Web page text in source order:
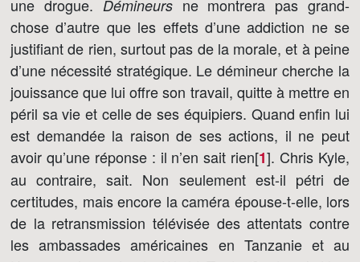
une drogue. Démineursne montrera pas grand-
chose d’autre que les effets d’une addiction ne se
justifiant de rien, surtout pas de la morale, et à peine
d’une nécessité stratégique. Le démineur cherche la
jouissance que lui offre son travail, quitte à mettre en
péril sa vie et celle de ses équipiers. Quand enfin lui
est demandée la raison de ses actions, il ne peut
avoir qu’une réponse : il n’en sait rien[1]. Chris Kyle,
au contraire, sait. Non seulement est-il pétri de
certitudes, mais encore la caméra épouse-t-elle, lors
de la retransmission télévisée des attentats contre
les ambassades américaines en Tanzanie et au